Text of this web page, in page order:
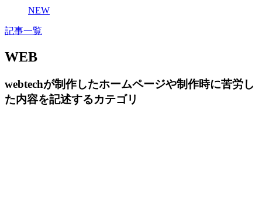
NEW
記事一覧
WEB
webtechが制作したホームページや制作時に苦労し
た内容を記述するカテゴリ